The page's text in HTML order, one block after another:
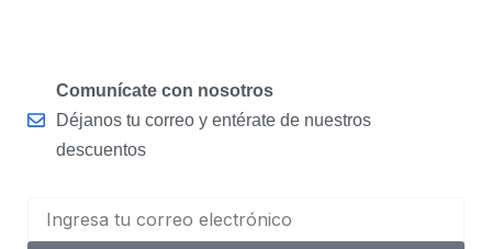
Comunícate con nosotros
Déjanos tu correo y entérate de nuestros
descuentos